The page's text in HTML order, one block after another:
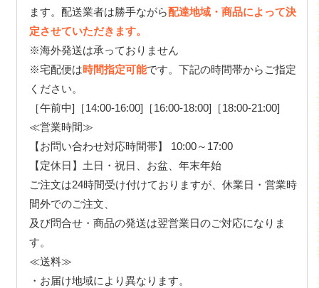
ます。配送業者は勝手ながら配達地域・商品によって決
定させていただきます。
※海外発送は承っておりません
※宅配便は時間指定可能です。下記の時間帯からご指定
ください。
［午前中]［14:00-16:00]［16:00-18:00]［18:00-21:00]
≪営業時間≫
【お問い合わせ対応時間帯】 10:00～17:00
【定休日】土日・祝日、お盆、年末年始
ご注文は24時間受け付けておりますが、休業日・営業時
間外でのご注文、
及び問合せ・商品の発送は翌営業日のご対応になりま
す。
≪送料≫
・お届け地域により異なります。